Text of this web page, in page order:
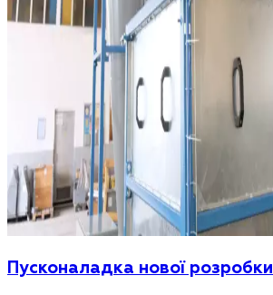
Пусконаладка нової розробки